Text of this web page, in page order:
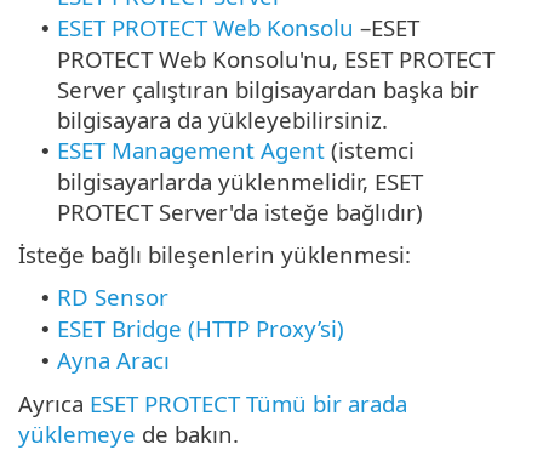
• ESET PROTECT Web Konsolu –ESET
PROTECT Web Konsolu'nu, ESET PROTECT
Server çalıştıran bilgisayardan başka bir
bilgisayara da yükleyebilirsiniz.
• ESET Management Agent (istemci
bilgisayarlarda yüklenmelidir, ESET
PROTECT Server'da isteğe bağlıdır)
İsteğe bağlı bileşenlerin yüklenmesi:
• RD Sensor
• ESET Bridge (HTTP Proxy’si)
• Ayna Aracı
Ayrıca ESET PROTECT Tümü bir arada
yüklemeye de bakın.